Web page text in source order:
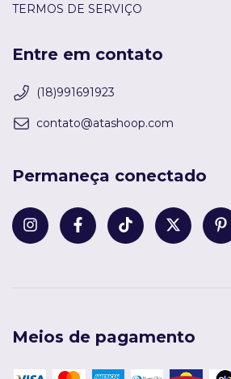
TERMOS DE SERVIÇO
Entre em contato
(18)991691923
contato@atashoop.com
Permaneça conectado
Meios de pagamento